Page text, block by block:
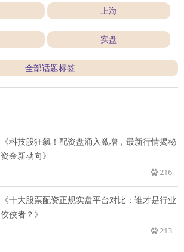
上海
实盘
全部话题标签
《科技股狂飙！配资盘涌入激增，最新行情揭秘
资金新动向》
216
《十大股票配资正规实盘平台对比：谁才是行业
佼佼者？》
213